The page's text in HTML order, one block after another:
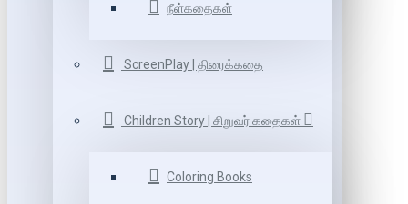
நீள்கதைகள்
ScreenPlay | திரைக்கதை
Children Story | சிறுவர் கதைகள்
Coloring Books